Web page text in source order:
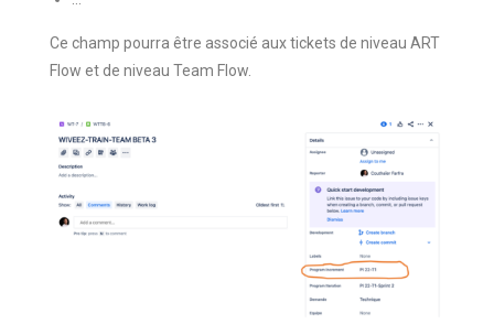
Ce champ pourra être associé aux tickets de niveau ART
Flow et de niveau Team Flow.